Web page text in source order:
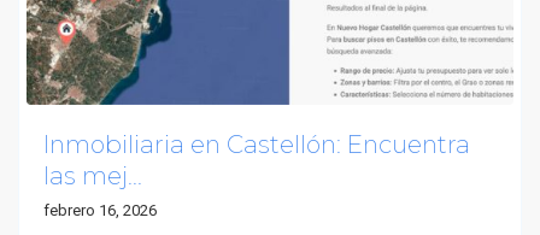
Inmobiliaria en Castellón: Encuentra
las mej...
febrero 16, 2026